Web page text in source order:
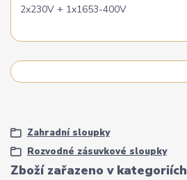
Zboží zařazeno v kategoriích
Zahradní sloupky
Rozvodné zásuvkové sloupky